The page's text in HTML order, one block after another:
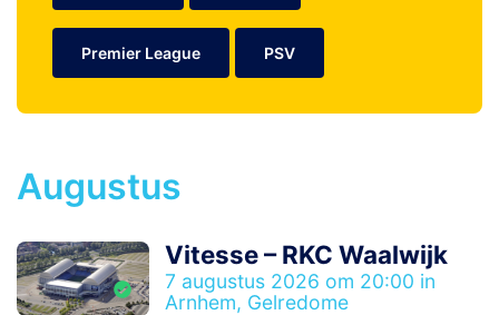
Premier League PSV
Augustus
Vitesse – RKC Waalwijk
7 augustus 2026 om 20:00 in
Arnhem, Gelredome